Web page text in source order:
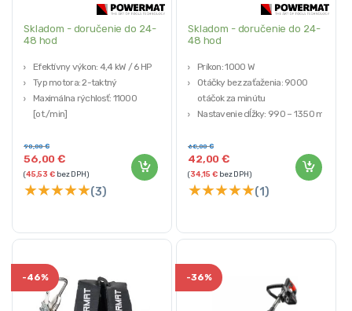
Skladom - doručenie do 24-
48 hod
Efektívny výkon: 4,4 kW / 6 HP
Typ motora: 2-taktný
Maximálna rýchlosť: 11000
[ot./min]
[ot./min]
Rýchlosť odstreďovania: 2800-
3200 [ot./min]
56,00€
90,00€
(45,53€bez DPH)
★★★★★(3)
Skladom - doručenie do 24-
48 hod
Príkon: 1000 W
Otáčky bez zaťaženia: 9000
otáčok za minútu
Nastavenie dĺžky: 990 – 1350 mm
Typ napájania: 21 V DC
42,00€
68,00€
(34,15€bez DPH)
★★★★★(1)
-46% -36%